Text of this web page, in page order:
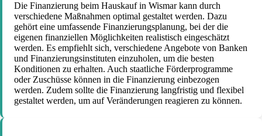
Die Finanzierung beim Hauskauf in Wismar kann durch
verschiedene Maßnahmen optimal gestaltet werden. Dazu
gehört eine umfassende Finanzierungsplanung, bei der die
eigenen finanziellen Möglichkeiten realistisch eingeschätzt
werden. Es empfiehlt sich, verschiedene Angebote von Banken
und Finanzierungsinstituten einzuholen, um die besten
Konditionen zu erhalten. Auch staatliche Förderprogramme
oder Zuschüsse können in die Finanzierung einbezogen
werden. Zudem sollte die Finanzierung langfristig und flexibel
gestaltet werden, um auf Veränderungen reagieren zu können.